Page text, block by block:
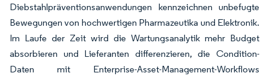
Diebstahlpräventionsanwendungen kennzeichnen unbefugte
Bewegungen von hochwertigen Pharmazeutika und Elektronik.
Im Laufe der Zeit wird die Wartungsanalytik mehr Budget
absorbieren und Lieferanten differenzieren, die Condition-
Daten mit Enterprise-Asset-Management-Workflows